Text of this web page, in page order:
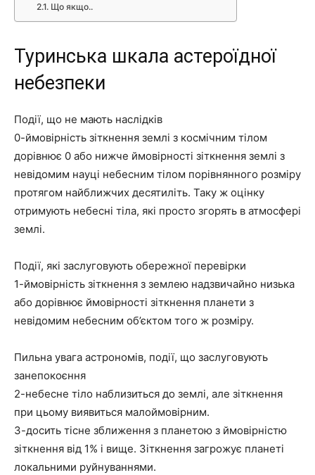
Що якщо..
Туринська шкала астероїдної
небезпеки
Події, що не мають наслідків
0-ймовірність зіткнення землі з космічним тілом
дорівнює 0 або нижче ймовірності зіткнення землі з
невідомим науці небесним тілом порівнянного розміру
протягом найближчих десятиліть. Таку ж оцінку
отримують небесні тіла, які просто згорять в атмосфері
землі.
Події, які заслуговують обережної перевірки
1-ймовірність зіткнення з землею надзвичайно низька
або дорівнює ймовірності зіткнення планети з
невідомим небесним об’єктом того ж розміру.
Пильна увага астрономів, події, що заслуговують
занепокоєння
2-небесне тіло наблизиться до землі, але зіткнення
при цьому виявиться малоймовірним.
3-досить тісне зближення з планетою з ймовірністю
зіткнення від 1% і вище. Зіткнення загрожує планеті
локальними руйнуваннями.